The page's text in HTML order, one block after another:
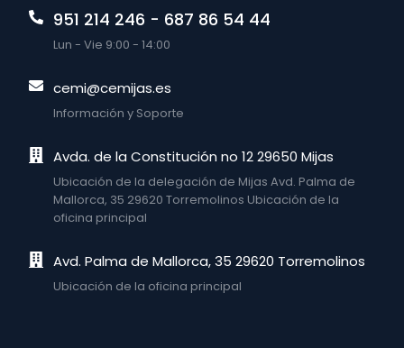
951 214 246 - 687 86 54 44
Lun - Vie 9:00 - 14:00
cemi@cemijas.es
Información y Soporte
Avda. de la Constitución no 12 29650 Mijas
Ubicación de la delegación de Mijas Avd. Palma de
Mallorca, 35 29620 Torremolinos Ubicación de la
oficina principal
Avd. Palma de Mallorca, 35 29620 Torremolinos
Ubicación de la oficina principal